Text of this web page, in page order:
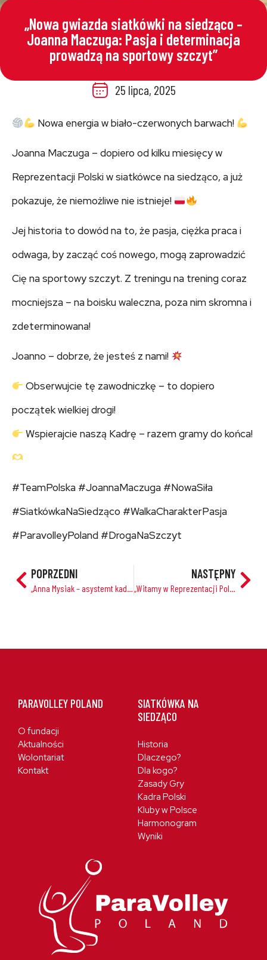
„Nowa gwiazda siatkówki na siedząco –
Joanna Maczuga: Pasja i determinacja
prowadzą na sportowy szczyt”
25 lipca, 2025
Nowa energia w biało-czerwonych barwach!
Joanna Maczuga – dopiero od kilku miesięcy w
Reprezentacji Polski w siatkówce na siedząco, a już
pokazuje, że niemożliwe nie istnieje!
Jej historia to dowód na to, że pasja, ciężka praca i
odwaga, by zacząć coś nowego, mogą zaprowadzić
Cię na sportowy szczyt. Z treningu na trening coraz
mocniejsza – na boisku waleczna, poza nim skromna i
zdeterminowana!
Joanno – dobrze, że jesteś z nami!
Obserwujcie tę zawodniczkę – to dopiero
początek wielkiej drogi!
Wspierajcie naszą Kadrę – razem gramy do końca!
#TeamPolska #JoannaMaczuga #NowaSiła
#SiatkówkaNaSiedząco #WalkaCharakterPasja
#ParavolleyPoland #DrogaNaSzczyt
POPRZEDNI
„Anna Mysiak – asystemt kadry Polski Kobiet”
NASTĘPNY
„Witamy w Reprezentacji Polski w siatkówce na siedząco – Agnieszka Michałowska, Nowa Siła Teamu Polska”
PARAVOLLEY POLAND
O fundacji
Aktualności
Wolontariat
Kontakt
SIATKÓWKA NA
SIEDZĄCO
Historia
Dlaczego?
Dla kogo?
Zasady Gry
Kadra Polski
Kluby w Polsce
Harmonogram
Wyniki